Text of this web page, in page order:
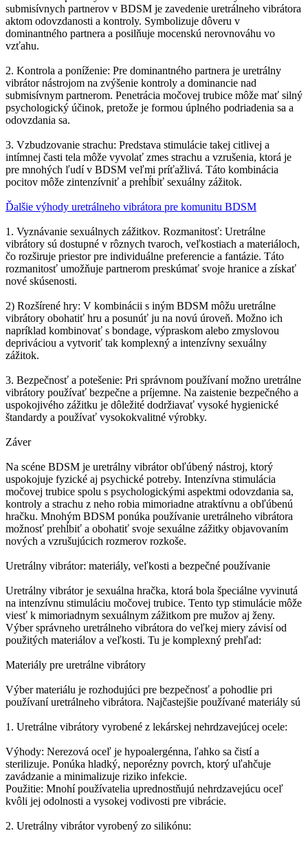
submisívnych partnerov v BDSM je zavedenie uretrálneho vibrátora
aktom odovzdanosti a kontroly. Symbolizuje dôveru v
dominantného partnera a posilňuje mocenskú nerovnováhu vo
vzťahu.
2. Kontrola a poníženie: Pre dominantného partnera je uretrálny
vibrátor nástrojom na zvýšenie kontroly a dominancie nad
submisívnym partnerom. Penetrácia močovej trubice môže mať silný
psychologický účinok, pretože je formou úplného podriadenia sa a
odovzdania sa.
3. Vzbudzovanie strachu: Predstava stimulácie takej citlivej a
intímnej časti tela môže vyvolať zmes strachu a vzrušenia, ktorá je
pre mnohých ľudí v BDSM veľmi príťažlivá. Táto kombinácia
pocitov môže zintenzívniť a prehĺbiť sexuálny zážitok.
Ďalšie výhody uretrálneho vibrátora pre komunitu BDSM
1. Vyznávanie sexuálnych zážitkov. Rozmanitosť: Uretrálne
vibrátory sú dostupné v rôznych tvaroch, veľkostiach a materiáloch,
čo rozširuje priestor pre individuálne preferencie a fantázie. Táto
rozmanitosť umožňuje partnerom preskúmať svoje hranice a získať
nové skúsenosti.
2) Rozšírené hry: V kombinácii s iným BDSM môžu uretrálne
vibrátory obohatiť hru a posunúť ju na novú úroveň. Možno ich
napríklad kombinovať s bondage, výpraskom alebo zmyslovou
depriváciou a vytvoriť tak komplexný a intenzívny sexuálny
zážitok.
3. Bezpečnosť a potešenie: Pri správnom používaní možno uretrálne
vibrátory používať bezpečne a príjemne. Na zaistenie bezpečného a
uspokojivého zážitku je dôležité dodržiavať vysoké hygienické
štandardy a používať vysokokvalitné výrobky.
Záver
Na scéne BDSM je uretrálny vibrátor obľúbený nástroj, ktorý
uspokojuje fyzické aj psychické potreby. Intenzívna stimulácia
močovej trubice spolu s psychologickými aspektmi odovzdania sa,
kontroly a strachu z neho robia mimoriadne atraktívnu a obľúbenú
hračku. Mnohým BDSM ponúka používanie uretrálneho vibrátora
možnosť prehĺbiť a obohatiť svoje sexuálne zážitky objavovaním
nových a vzrušujúcich rozmerov rozkoše.
Uretrálny vibrátor: materiály, veľkosti a bezpečné používanie
Uretrálny vibrátor je sexuálna hračka, ktorá bola špeciálne vyvinutá
na intenzívnu stimuláciu močovej trubice. Tento typ stimulácie môže
viesť k mimoriadnym sexuálnym zážitkom pre mužov aj ženy.
Výber správneho uretrálneho vibrátora do veľkej miery závisí od
použitých materiálov a veľkosti. Tu je komplexný prehľad:
Materiály pre uretrálne vibrátory
Výber materiálu je rozhodujúci pre bezpečnosť a pohodlie pri
používaní uretrálneho vibrátora. Najčastejšie používané materiály sú
1. Uretrálne vibrátory vyrobené z lekárskej nehrdzavejúcej ocele:
Výhody: Nerezová oceľ je hypoalergénna, ľahko sa čistí a
sterilizuje. Ponúka hladký, neporézny povrch, ktorý uľahčuje
zavádzanie a minimalizuje riziko infekcie.
Použitie: Mnohí používatelia uprednostňujú nehrdzavejúcu oceľ
kvôli jej odolnosti a vysokej vodivosti pre vibrácie.
2. Uretrálny vibrátor vyrobený zo silikónu: